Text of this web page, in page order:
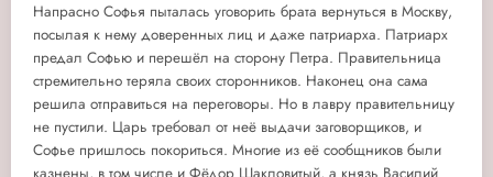
Напрасно Софья пыталась уговорить брата вернуться в Москву,
посылая к нему доверенных лиц и даже патриарха. Патриарх
предал Софью и перешёл на сторону Петра. Правительница
стремительно теряла своих сторонников. Наконец она сама
решила отправиться на переговоры. Но в лавру правительницу
не пустили. Царь требовал от неё выдачи заговорщиков, и
Софье пришлось покориться. Многие из её сообщников были